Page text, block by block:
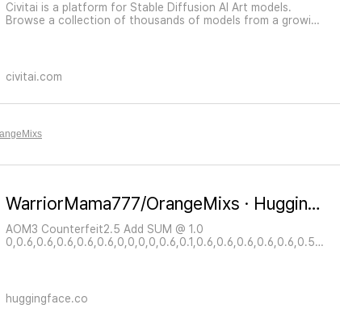
Civitai is a platform for Stable Diffusion AI Art models.
Browse a collection of thousands of models from a growing
civitai.com
WarriorMama777/OrangeMixs · Hugging Face
AOM3 Counterfeit2.5 Add SUM @ 1.0
0,0.6,0.6,0.6,0.6,0.6,0,0,0,0,0.6,0.1,0.6,0.6,0.6,0.6,0.6,0.5,
huggingface.co